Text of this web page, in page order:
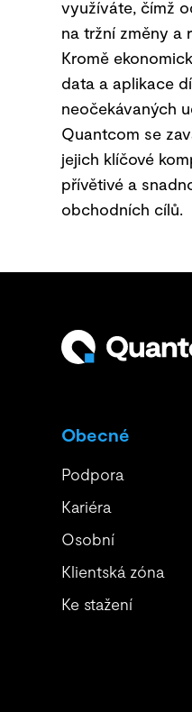
využíváte, čímž
na tržní změny a
Kromě
data a aplikace
neočekávaných
Quantcom se
jejich klíčové
přívětivé a
obchodních cílů.
Obecné
Podpora
Kariéra
Osobní
Klientská zóna
Ke stažení